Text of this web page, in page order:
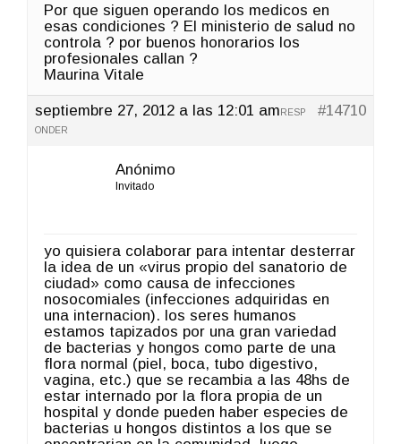
Por que siguen operando los medicos en
esas condiciones ? El ministerio de salud no
controla ? por buenos honorarios los
profesionales callan ?
Maurina Vitale
septiembre 27, 2012 a las 12:01 am #14710
RESP
ONDER
Anónimo
Invitado
yo quisiera colaborar para intentar desterrar
la idea de un «virus propio del sanatorio de
ciudad» como causa de infecciones
nosocomiales (infecciones adquiridas en
una internacion). los seres humanos
estamos tapizados por una gran variedad
de bacterias y hongos como parte de una
flora normal (piel, boca, tubo digestivo,
vagina, etc.) que se recambia a las 48hs de
estar internado por la flora propia de un
hospital y donde pueden haber especies de
bacterias u hongos distintos a los que se